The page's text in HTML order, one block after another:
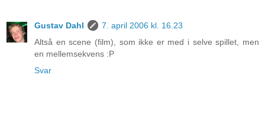
Gustav Dahl
7. april 2006 kl. 16.23
Altså en scene (film), som ikke er med i selve spillet, men
en mellemsekvens :P
Svar